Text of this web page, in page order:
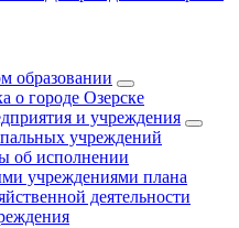
образовании
о городе Озерске
и учреждения
учреждений
об исполнении
учреждениями плана
деятельности